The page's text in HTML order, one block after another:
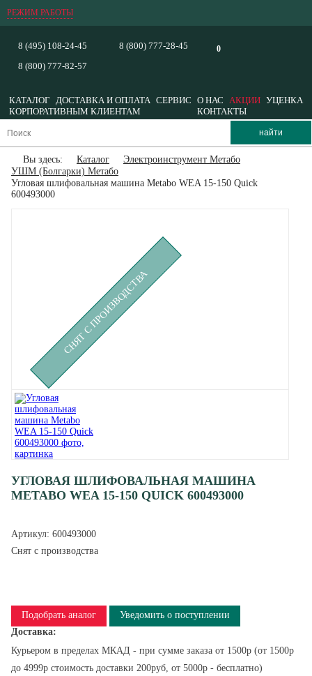
РЕЖИМ РАБОТЫ
0
8 (495) 108-24-45
8 (800) 777-82-57
8 (800) 777-28-45
КАТАЛОГ ДОСТАВКА И ОПЛАТА СЕРВИС О НАС АКЦИИ УЦЕНКА
КОРПОРАТИВНЫМ КЛИЕНТАМ
КОНТАКТЫ
Вы здесь: Каталог
Электроинструмент Метабо
УШМ (Болгарки) Метабо
Угловая шлифовальная машина Metabo WEA 15-150 Quick
600493000
СНЯТ С ПРОИЗВОДСТВА
УГЛОВАЯ ШЛИФОВАЛЬНАЯ МАШИНА
METABO WEA 15-150 QUICK 600493000
Артикул: 600493000
Снят с производства
Подобрать аналог
Уведомить о поступлении
Доставка:
Курьером в пределах МКАД - при сумме заказа от 1500р (от 1500р
до 4999р стоимость доставки 200руб, от 5000р - бесплатно)